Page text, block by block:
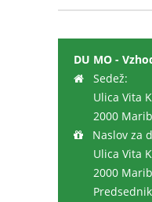
DU MO -
Sedež:
Ulica Vita
2000
Naslov za
Ulica Vita
2000